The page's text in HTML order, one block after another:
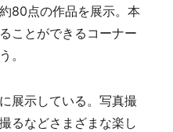
80点の作品を展示。本
ことができるコーナー
。
展示している。写真撮
るなどさまざまな楽し